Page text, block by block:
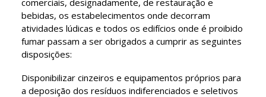
comerciais, designadamente, de restauração e
bebidas, os estabelecimentos onde decorram
atividades lúdicas e todos os edifícios onde é proibido
fumar passam a ser obrigados a cumprir as seguintes
disposições:
Disponibilizar cinzeiros e equipamentos próprios para
a deposição dos resíduos indiferenciados e seletivos